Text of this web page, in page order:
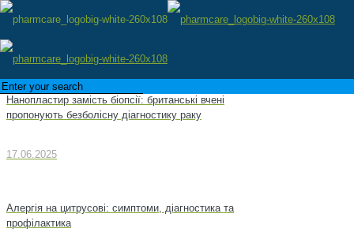
Нанопластир замість біопсії: британські вчені
пропонують безболісну діагностику раку
17.06.2025
Алергія на цитрусові: симптоми, діагностика та
профілактика